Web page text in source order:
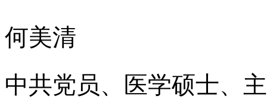
何美清
中共党员、医学硕士、